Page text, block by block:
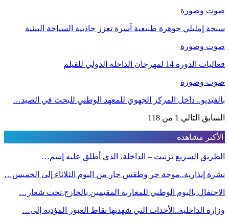
صوت وصورة
سبخة إمليلي جوهرة طبيعية آسرة تعزز جاذبية السياحة البيئية
صوت وصورة
فعاليات الدورة 14 لمهرجان الداخلة الدولي للفيلم
صوت وصورة
بالفيديو.. داخل المركز الجهوي للمعهد الوطني للبحث في الصيد…
السابق التالي 1 من 118
الأكثر مشاهدة
الطريق السريع تزنيت – الداخلة، الذي أطلق عليه إسم…
نشرة إنذارية..موجة حر وطقس حار من اليوم الثلاثاء إلى الخميس…
الاحتفال باليوم الوطني للمغاربة المقيمين بالخارج تحت شعار…
وزارة الداخلية..الأحداث التي شهدتها نقاط العبور المؤدية إلى…